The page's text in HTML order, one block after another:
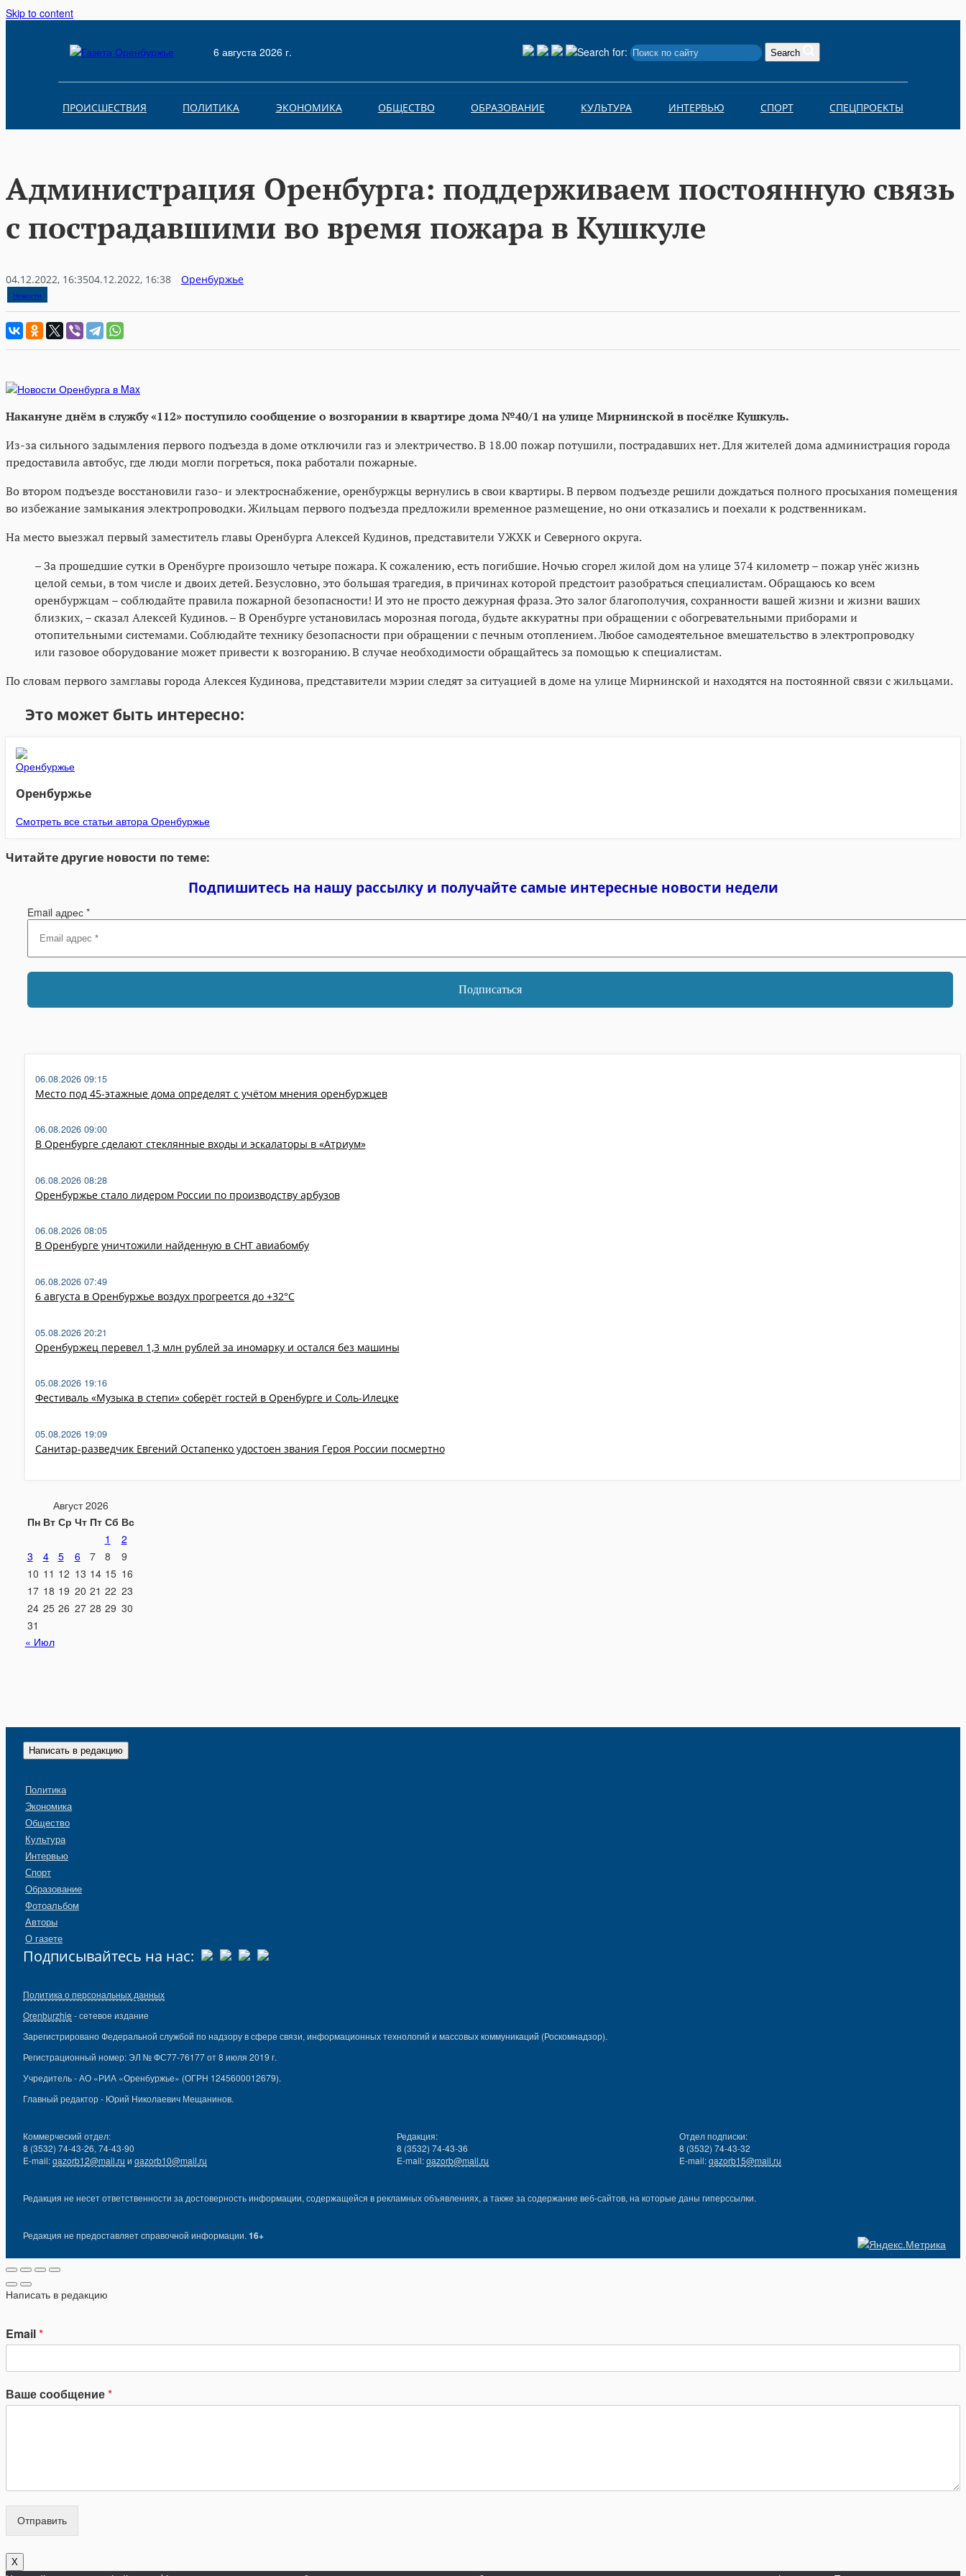
Skip to content
6 августа 2026 г. Search for: Search
ПРОИСШЕСТВИЯ ПОЛИТИКА ЭКОНОМИКА ОБЩЕСТВО ОБРАЗОВАНИЕ КУЛЬТУРА ИНТЕРВЬЮ СПОРТ СПЕЦПРОЕКТЫ
Администрация Оренбурга: поддерживаем постоянную связь
с пострадавшими во время пожара в Кушкуле
04.12.2022, 16:3504.12.2022, 16:38 Оренбуржье
Новости
Накануне днём в службу «112» поступило сообщение о возгорании в квартире дома №40/1 на улице Мирнинской в посёлке Кушкуль.
Из-за сильного задымления первого подъезда в доме отключили газ и электричество. В 18.00 пожар потушили, пострадавших нет. Для жителей дома администрация города
предоставила автобус, где люди могли погреться, пока работали пожарные.
Во втором подъезде восстановили газо- и электроснабжение, оренбуржцы вернулись в свои квартиры. В первом подъезде решили дождаться полного просыхания помещения
во избежание замыкания электропроводки. Жильцам первого подъезда предложили временное размещение, но они отказались и поехали к родственникам.
На место выезжал первый заместитель главы Оренбурга Алексей Кудинов, представители УЖХК и Северного округа.
– За прошедшие сутки в Оренбурге произошло четыре пожара. К сожалению, есть погибшие. Ночью сгорел жилой дом на улице 374 километр – пожар унёс жизнь
целой семьи, в том числе и двоих детей. Безусловно, это большая трагедия, в причинах которой предстоит разобраться специалистам. Обращаюсь ко всем
оренбуржцам – соблюдайте правила пожарной безопасности! И это не просто дежурная фраза. Это залог благополучия, сохранности вашей жизни и жизни ваших
близких, – сказал Алексей Кудинов. – В Оренбурге установилась морозная погода, будьте аккуратны при обращении с обогревательными приборами и
отопительными системами. Соблюдайте технику безопасности при обращении с печным отоплением. Любое самодеятельное вмешательство в электропроводку
или газовое оборудование может привести к возгоранию. В случае необходимости обращайтесь за помощью к специалистам.
По словам первого замглавы города Алексея Кудинова, представители мэрии следят за ситуацией в доме на улице Мирнинской и находятся на постоянной связи с жильцами.
Это может быть интересно:
Оренбуржье
Смотреть все статьи автора Оренбуржье
Читайте другие новости по теме:
Подпишитесь на нашу рассылку и получайте самые интересные новости недели
Email адрес *
Место под 45-этажные дома определят с учётом мнения оренбуржцев
06.08.2026 09:15
В Оренбурге сделают стеклянные входы и эскалаторы в «Атриум»
06.08.2026 09:00
Оренбуржье стало лидером России по производству арбузов
06.08.2026 08:28
В Оренбурге уничтожили найденную в СНТ авиабомбу
06.08.2026 08:05
6 августа в Оренбуржье воздух прогреется до +32°C
06.08.2026 07:49
Оренбуржец перевел 1,3 млн рублей за иномарку и остался без машины
05.08.2026 20:21
Фестиваль «Музыка в степи» соберёт гостей в Оренбурге и Соль-Илецке
05.08.2026 19:16
Санитар-разведчик Евгений Остапенко удостоен звания Героя России посмертно
05.08.2026 19:09
Август 2026
Пн Вт Ср Чт Пт Сб Вс
1
2
3
4 5 6 7 8
9
10 11 12 13 14 15 16
17 18 19 20 21 22 23
24 25 26 27 28 29 30
31
« Июл
Написать в редакцию
Политика
Экономика
Общество
Культура
Интервью
Спорт
Образование
Фотоальбом
Авторы
О газете
Подписывайтесь на нас:
Политика о персональных данных
Orenburzhie - сетевое издание
Зарегистрировано Федеральной службой по надзору в сфере связи, информационных технологий и массовых коммуникаций (Роскомнадзор).
Регистрационный номер: ЭЛ № ФС77-76177 от 8 июля 2019 г.
Учредитель - АО «РИА «Оренбуржье» (ОГРН 1245600012679).
Главный редактор - Юрий Николаевич Мещанинов.
Коммерческий отдел:
8 (3532) 74-43-26, 74-43-90
E-mail:gazorb12@mail.ru и gazorb10@mail.ru
Редакция:
8 (3532) 74-43-36
E-mail:gazorb@mail.ru
Отдел подписки:
8 (3532) 74-43-32
E-mail:gazorb15@mail.ru
Редакция не несет ответственности за достоверность информации, содержащейся в рекламных объявлениях, а также за содержание веб-сайтов, на которые даны гиперссылки.
Редакция не предоставляет справочной информации. 16+
Написать в редакцию
Email*
Ваше сообщение*
Отправить
X